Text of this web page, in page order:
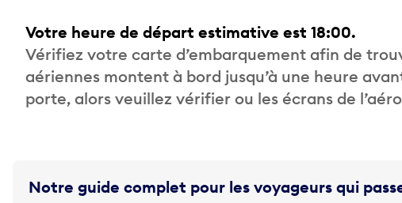
Votre heure de départ estimative est 18:00.
Vérifiez votre carte d’embarquement afin de
aériennes montent à bord jusqu’à une heure
porte, alors veuillez vérifier ou les écrans de
Notre guide complet pour les voyageurs qui